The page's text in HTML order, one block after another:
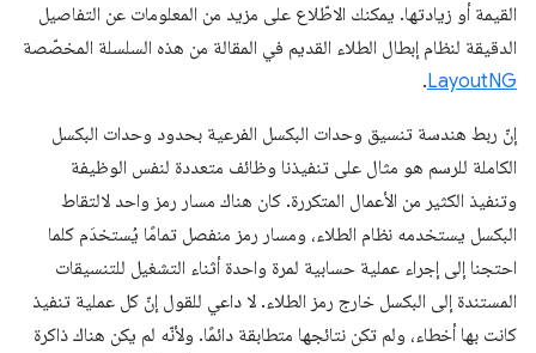
القيمة أو زيادتها. يمكنك الاطّلاع على مزيد من المعلومات عن التفاصيل
الدقيقة لنظام إبطال الطلاء القديم في المقالة من هذه السلسلة المخصّصة
LayoutNG
.
إنّ ربط هندسة تنسيق وحدات البكسل الفرعية بحدود وحدات البكسل
الكاملة للرسم هو مثال على تنفيذنا وظائف متعددة لنفس الوظيفة
وتنفيذ الكثير من الأعمال المتكررة. كان هناك مسار رمز واحد لالتقاط
البكسل يستخدمه نظام الطلاء، ومسار رمز منفصل تمامًا يُستخدَم كلما
احتجنا إلى إجراء عملية حسابية لمرة واحدة أثناء التشغيل للتنسيقات
المستندة إلى البكسل خارج رمز الطلاء. لا داعي للقول إنّ كل عملية تنفيذ
كانت بها أخطاء، ولم تكن نتائجها متطابقة دائمًا. ولأنّه لم يكن هناك ذاكرة